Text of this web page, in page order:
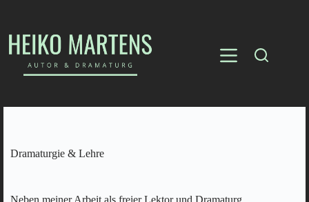
Dramaturgie & Lehre
Neben meiner Arbeit als freier Lektor und Dramaturg